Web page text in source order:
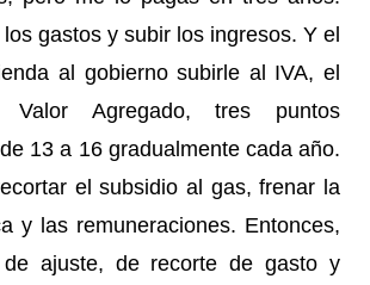
gastos y subir los ingresos. Y el
al gobierno subirle al IVA, el
Valor Agregado, tres puntos
13 a 16 gradualmente cada año.
el subsidio al gas, frenar la
y las remuneraciones. Entonces,
de ajuste, de recorte de gasto y